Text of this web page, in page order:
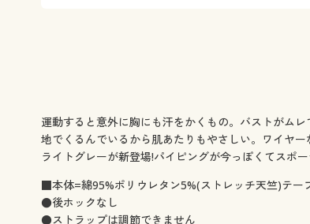
運動すると意外に胸にも汗をかくもの。バストがム
地でくるんでいるから肌あたりもやさしい。ワイヤ
ライトグレーが新登場!パイピングが今っぽくてスポ
■本体=綿95%ポリウレタン5%(ストレッチ天竺)テー
●後ホックなし
●ストラップは調節できません